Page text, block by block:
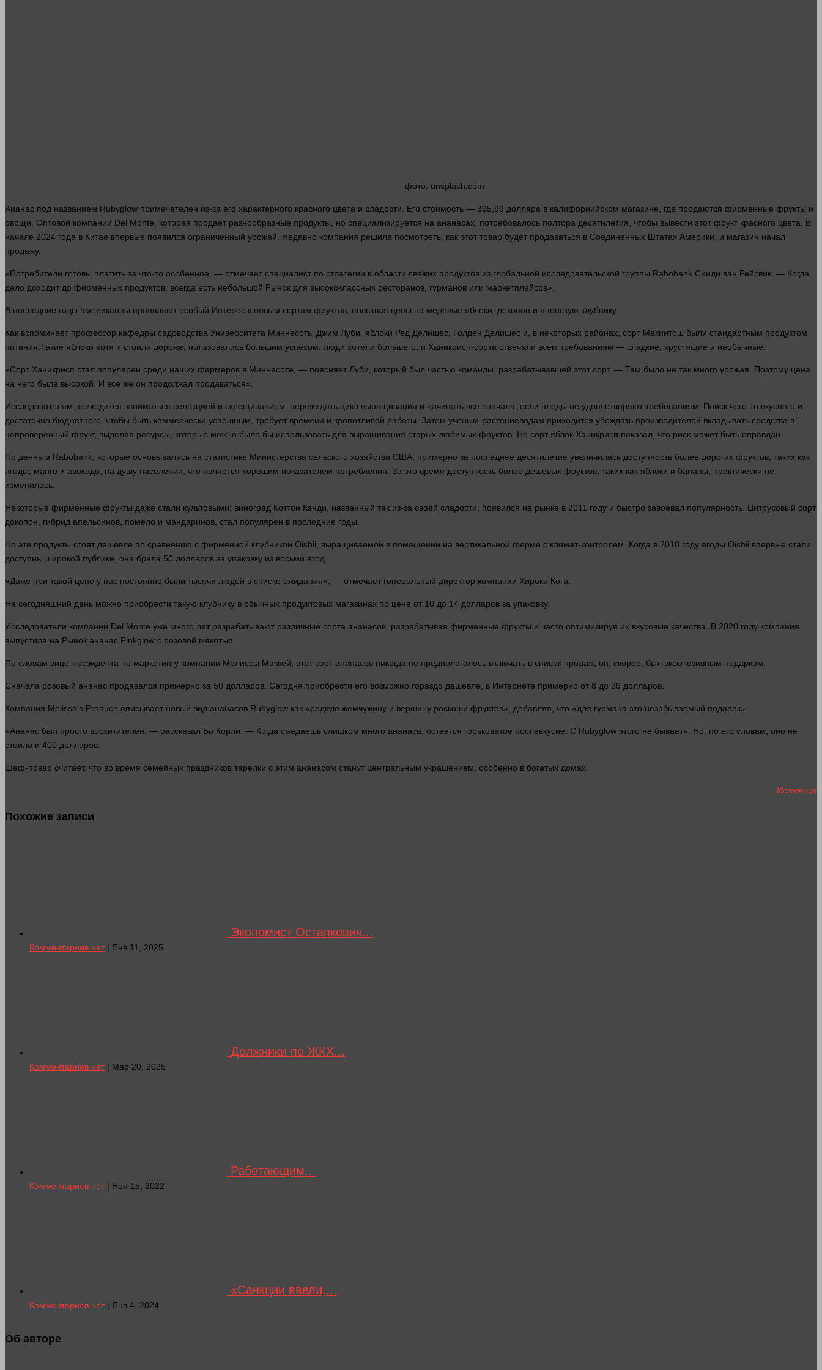
фото: unsplash.com
Ананас под названием Rubyglow примечателен из-за его характерного красного цвета и сладости. Его стоимость — 395,99 доллара в калифорнийском магазине, где продаются фирменные фрукты и
овощи. Оптовой компании Del Monte, которая продает разнообразные продукты, но специализируется на ананасах, потребовалось полтора десятилетия, чтобы вывести этот фрукт красного цвета . В
начале 2024 года в Китае впервые появился ограниченный урожай. Недавно компания решила посмотреть, как этот товар будет продаваться в Соединенных Штатах Америки, и магазин начал
продажу.
«Потребители готовы платить за что-то особенное, — отмечает специалист по стратегии в области свежих продуктов из глобальной исследовательской группы Rabobank Синди ван Рейсвик. — Когда
дело доходит до фирменных продуктов, всегда есть небольшой Рынок для высококлассных ресторанов, гурманов или маркетплейсов».
В последние годы американцы проявляют особый Интерес к новым сортам фруктов, повышая цены на медовые яблоки, декопон и японскую клубнику.
Как вспоминает профессор кафедры садоводства Университета Миннесоты Джим Луби, яблоки Ред Делишес, Голден Делишес и, в некоторых районах, сорт Макинтош были стандартным продуктом
питания.Такие яблоки хотя и стоили дороже, пользовались большим успехом. люди хотели большего, и Ханикрисп-сорта отвечали всем требованиям — сладкие, хрустящие и необычные.
«Сорт Ханикрисп стал популярен среди наших фермеров в Миннесоте, — поясняет Луби, который был частью команды, разрабатывавшей этот сорт. — Там было не так много урожая. Поэтому цена
на него была высокой. И все же он продолжал продаваться».
Исследователям приходится заниматься селекцией и скрещиванием, пережидать цикл выращивания и начинать все сначала, если плоды не удовлетворяют требованиям. Поиск чего-то вкусного и
достаточно бюджетного, чтобы быть коммерчески успешным, требует времени и кропотливой работы . Затем ученым-растениеводам приходится убеждать производителей вкладывать средства в
непроверенный фрукт, выделяя ресурсы, которые можно было бы использовать для выращивания старых любимых фруктов. Но сорт яблок Ханикрисп показал, что риск может быть оправдан.
По данным Rabobank, которые основывались на статистике Министерства сельского хозяйства США, примерно за последнее десятилетие увеличилась доступность более дорогих фруктов, таких как
ягоды, манго и авокадо, на душу населения, что является хорошим показателем потребления. За это время доступность более дешевых фруктов, таких как яблоки и бананы, практически не
изменилась.
Некоторые фирменные фрукты даже стали культовыми: виноград Коттон Кэнди, названный так из-за своей сладости, появился на рынке в 2011 году и быстро завоевал популярность. Цитрусовый сорт
докопон, гибрид апельсинов, помело и мандаринов, стал популярен в последние годы.
Но эти продукты стоят дешевле по сравнению с фирменной клубникой Oishii, выращиваемой в помещении на вертикальной ферме с климат-контролем. Когда в 2018 году ягоды Oishii впервые стали
доступны широкой публике, она брала 50 долларов за упаковку из восьми ягод.
«Даже при такой цене у нас постоянно были тысячи людей в списке ожидания», — отмечает генеральный директор компании Хироки Кога.
На сегодняшний день можно приобрести такую клубнику в обычных продуктовых магазинах по цене от 10 до 14 долларов за упаковку.
Исследователи компании Del Monte уже много лет разрабатывают различные сорта ананасов, разрабатывая фирменные фрукты и часто оптимизируя их вкусовые качества. В 2020 году компания
выпустила на Рынок ананас Pinkglow с розовой мякотью.
По словам вице-президента по маркетингу компании Мелиссы Маккей, этот сорт ананасов никогда не предполагалось включать в список продаж, он, скорее, был эксклюзивным подарком.
Сначала розовый ананас продавался примерно за 50 долларов . Сегодня приобрести его возможно гораздо дешевле, в Интернете примерно от 8 до 29 долларов
Компания Melissa's Produce описывает новый вид ананасов Rubyglow как «редкую жемчужину и вершину роскоши фруктов», добавляя, что «для гурмана это незабываемый подарок».
«Ананас был просто восхитителен, — рассказал Бо Корли. — Когда съедаешь слишком много ананаса, остается горьковатое послевкусие. С Rubyglow этого не бывает». Но, по его словам, оно не
стоило и 400 долларов
Шеф-повар считает, что во время семейных праздников тарелки с этим ананасом станут центральным украшением, особенно в богатых домах.
Источник
Похожие записи
Экономист Остапкович...
Комментариев нет| Янв 11, 2025
Должники по ЖКХ...
Комментариев нет| Мар 20, 2025
Работающим...
Комментариев нет| Ноя 15, 2022
«Санкции ввели,...
Комментариев нет| Янв 4, 2024
Об авторе